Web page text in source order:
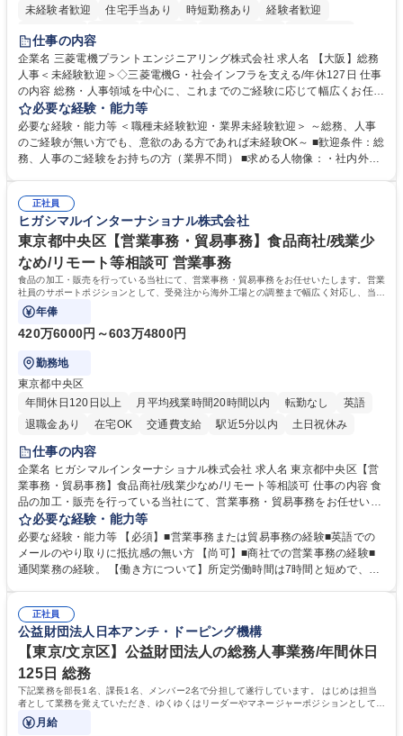
未経験者歓迎
住宅手当あり 時短勤務あり
経験者歓迎
退職金あり
駅近5分以内
土日祝休み 服装自由 寮・社宅あり 食事補助あり
仕事の内容
企業名 三菱電機プラントエンジニアリング株式会社 求人名 【大阪】総務
人事＜未経験歓迎＞◇三菱電機G・社会インフラを支える/年休127日 仕事
の内容 総務・人事領域を中心に、これまでのご経験に応じて幅広くお任せ
します。 ＜具体的には＞ ・総務/人事労務（給与・社保・勤怠管理など）
・採用・教育研修 ・福利厚生運用 など ※基本的には事務所勤務ですが、
採用や教育等の業務内容により、関西圏以外への日帰り・宿泊を伴う国内
出張もございます。 ※担当業務を持ちつつ、お互いに助け合いながら、総
必要な経験・能力等
必要な経験・能力等 ＜職種未経験歓迎・業界未経験歓迎＞ ～総務、人事
のご経験が無い方でも、意欲のある方であれば未経験OK～ ■歓迎条件：総
務、人事のご経験をお持ちの方（業界不問） ■求める人物像：・社内外の
正社員
ヒガシマルインターナショナル株式会社
東京都中央区【営業事務・貿易事務】食品商社/残業少
なめ/リモート等相談可 営業事務
食品の加工・販売を行っている当社にて、営業事務・貿易事務をお任せいたします。営業
社員のサポートポジションとして、受発注から海外工場との調整まで幅広く対応し、当社
事業の根幹を支えていただきます。
年俸
420万6000円～603万4800円
勤務地
東京都中央区
年間休日120日以上
月平均残業時間20時間以内 転勤なし
英語
退職金あり
在宅OK 交通費支給 駅近5分以内 土日祝休み
仕事の内容
企業名 ヒガシマルインターナショナル株式会社 求人名 東京都中央区【営
業事務・貿易事務】食品商社/残業少なめ/リモート等相談可 仕事の内容 食
品の加工・販売を行っている当社にて、営業事務・貿易事務をお任せいた
します。営業社員のサポートポジションとして、受発注から海外工場との
調整まで幅広く対応し、当社事業の根幹を支えていただきます。 ■受発注
業務、請求書発行 ■海外工場とのスケジュール調整 ■在庫管理 ■輸入書類
の確認・作成 ■配送手配 ■通関業者を通して行う輸出入業全般 ■倉庫との
ルプロデュースしているため、商品に関わる全ての業務をサポート頂きま
す。 募集職種 東京都中央区【営業事務・貿易事務】食品商社/残業少なめ/
リモート等相談可
必要な経験・能力等
必要な経験・能力等 【必須】■営業事務または貿易事務の経験■英語での
メールのやり取りに抵抗感の無い方 【尚可】■商社での営業事務の経験■
通関業務の経験。 【働き方について】所定労働時間は7時間と短めで、残
の強み】1991年の設立以来、外食産業を中心としたお客様の多様なニー
ズに沿った冷凍水産物等の生産・輸入・販売を一貫して手掛けています。
自社工場と海外拠点の強固な連携によるワンストップサービスが最大の強
みです。 学歴・資格 学歴：大学院 大学 語学力：英語 資格：
正社員
公益財団法人日本アンチ・ドーピング機構
【東京/文京区】公益財団法人の総務人事業務/年間休日
125日 総務
下記業務を部長1名、課長1名、メンバー2名で分担して遂行しています。 はじめは担当
者として業務を覚えていただき、ゆくゆくはリーダーやマネージャーポジションとして活
躍いただくことを期待しています。
月給